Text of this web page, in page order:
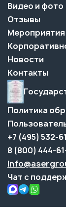
Видео и фото
Отзывы
Мероприятия
Новости
Контакты
Политика
+7 (495) 532-
8 (800) 444-
Чат с